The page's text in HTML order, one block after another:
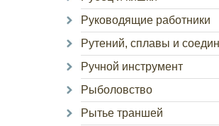
Руководящие работники
Рутений, сплавы и
Ручной инструмент
Рыболовство
Рытье траншей